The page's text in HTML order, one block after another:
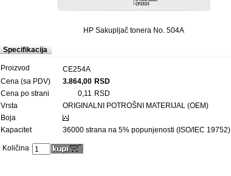
HP Sakupljač tonera No. 504A
Specifikacija
Proizvod
CE254A
Cena (sa PDV)
3.864,00 RSD
Cena po strani
0,11 RSD
Vrsta
ORIGINALNI POTROŠNI MATERIJAL (OEM)
Boja
Kapacitet
36000 strana na 5% popunjenosti (ISO/IEC 19752)
Količina